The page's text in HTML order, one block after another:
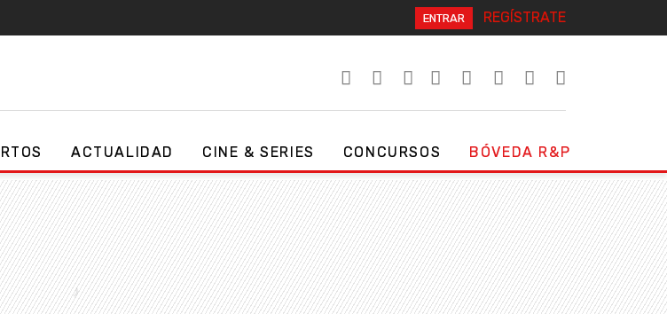
ENTRAR REGÍSTRATE
ACTUALIDAD CINE & SERIES CONCURSOS BÓVEDA R&P